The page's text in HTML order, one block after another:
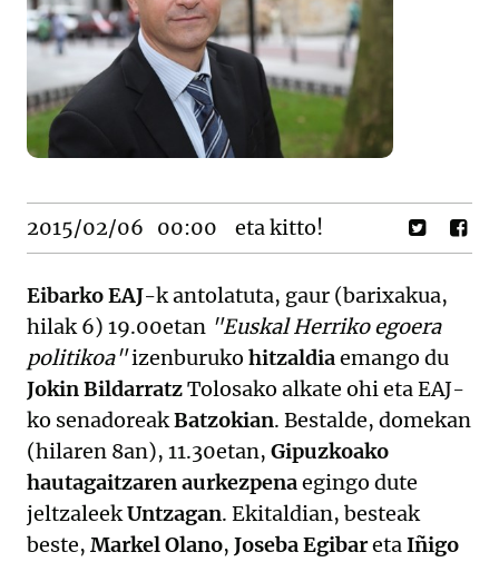
2015/02/06 00:00 eta kitto!
Eibarko EAJ-k antolatuta, gaur (barixakua,
hilak 6) 19.00etan "Euskal Herriko egoera
politikoa"izenburuko hitzaldiaemango du
Jokin BildarratzTolosako alkate ohi eta EAJ-
ko senadoreakBatzokian. Bestalde, domekan
(hilaren 8an), 11.30etan, Gipuzkoako
hautagaitzaren aurkezpenaegingo dute
jeltzaleekUntzagan. Ekitaldian, besteak
beste, Markel Olano, Joseba EgibaretaIñigo